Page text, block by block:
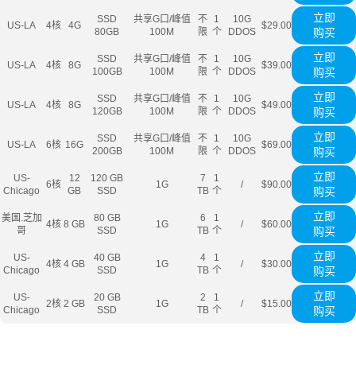
US-LA 4核 4G
SSD
80GB
共享G口/峰值
100M
不
限
1
个
10G
DDOS
$29.00
立即
购买
US-LA 4核 8G
SSD
100GB
共享G口/峰值
100M
不
限
1
个
10G
DDOS
$39.00
立即
购买
US-LA 4核 8G
SSD
120GB
共享G口/峰值
100M
不
限
1
个
10G
DDOS
$49.00
立即
购买
US-LA 6核 16G
SSD
200GB
共享G口/峰值
100M
不
限
1
个
10G
DDOS
$69.00
立即
购买
US-
Chicago
6核
12
GB
120 GB
SSD
1G
7
TB
1
个
/ $90.00
立即
购买
美国.芝加
哥
4核 8 GB
80 GB
SSD
1G
6
TB
1
个
/ $60.00
立即
购买
US-
Chicago
4核 4 GB
40 GB
SSD
1G
4
TB
1
个
/ $30.00
立即
购买
US-
Chicago
2核 2 GB
20 GB
SSD
1G
2
TB
1
个
/ $15.00
立即
购买